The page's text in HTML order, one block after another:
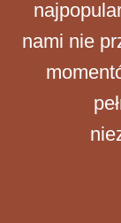
nami nie